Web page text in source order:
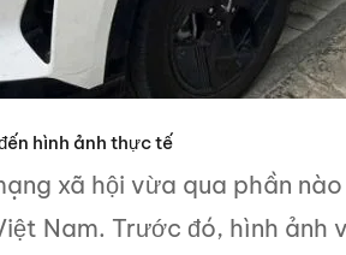
hình ảnh thực tế
xã hội vừa qua phần
Nam. Trước đó, hình ảnh